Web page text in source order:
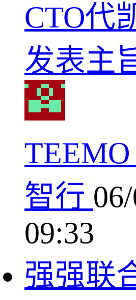
CTO代
发表主
智行
09:33
强强联